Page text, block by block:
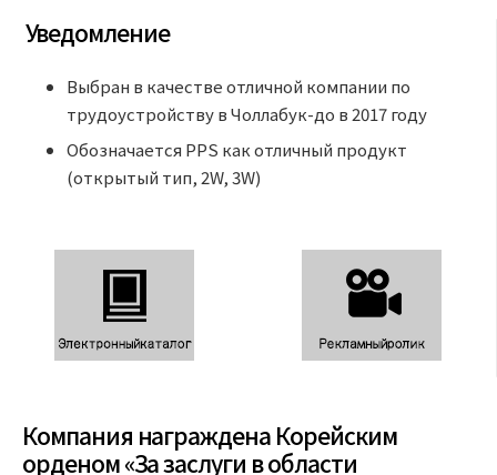
Уведомление
Выбран в качестве отличной компании по
трудоустройству в Чоллабук-до в 2017 году
Обозначается PPS как отличный продукт
(открытый тип, 2W, 3W)
Компания награждена Корейским
орденом «За заслуги в области